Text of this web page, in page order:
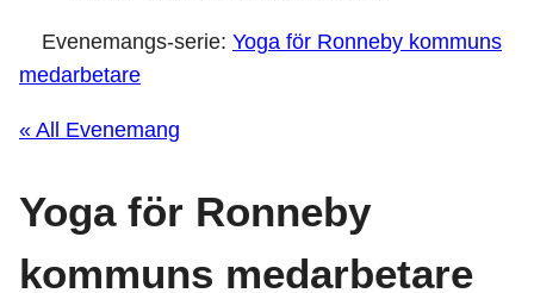
Evenemangs-serie: Yoga för Ronneby kommuns
medarbetare
« All Evenemang
Yoga för Ronneby
kommuns medarbetare